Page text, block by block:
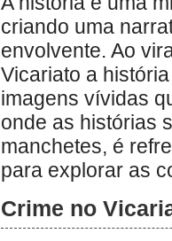
criando uma
envolvente. Ao
Vicariato a
imagens vívidas
onde as histórias
manchetes, é
para explorar as
Crime no